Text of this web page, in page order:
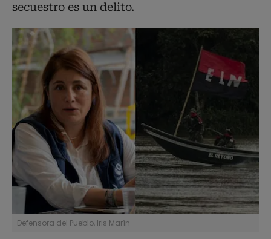
secuestro es un delito.
Defensora del Pueblo, Iris Marín